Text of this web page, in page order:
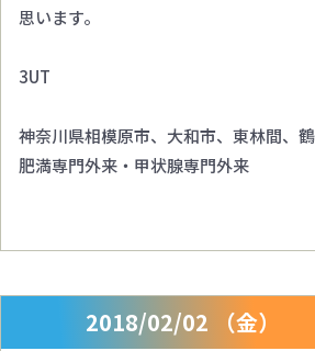
思います。
3UT
神奈川県相模原市、大和市、東林間、
肥満専門外来・甲状腺専門外来
2018/02/02 （金）